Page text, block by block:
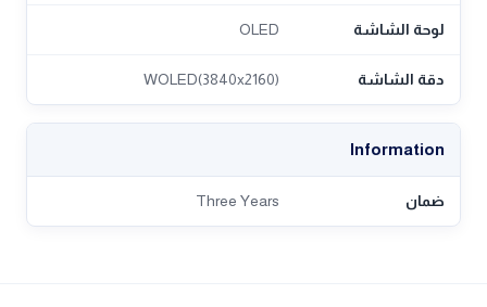
لوحة الشاشة OLED
دقة الشاشة WOLED(3840x2160)
Information
ضمان Three Years